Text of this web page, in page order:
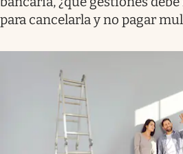
para cancelarla y no pagar